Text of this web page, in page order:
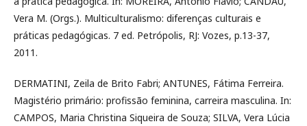
Vera M. (Orgs.). Multiculturalismo: diferenças culturais e
práticas pedagógicas. 7 ed. Petrópolis, RJ: Vozes, p.13-37,
2011.
DERMATINI, Zeila de Brito Fabri; ANTUNES, Fátima Ferreira.
Magistério primário: profissão feminina, carreira masculina. In:
CAMPOS, Maria Christina Siqueira de Souza; SILVA, Vera Lúcia